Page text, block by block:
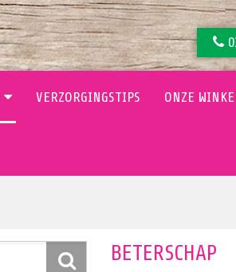
VERZORGINGSTIPS ONZE
BETERSCHAP